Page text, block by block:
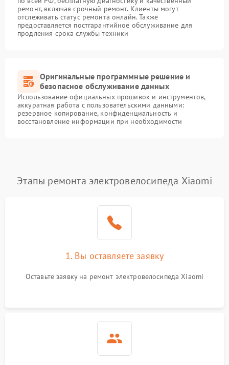
ремонт, включая срочный ремонт. Клиенты могут
отслеживать статус ремонта онлайн. Также
предоставляется постгарантийное обслуживание для
продления срока службы техники
Оригинальные программные решение и
безопасное обслуживание данных
Использование официальных прошивок и инструментов,
аккуратная работа с пользовательскими данными:
резервное копирование, конфиденциальность и
восстановление информации при необходимости
Этапы ремонта электровелосипеда Xiaomi
1. Вы оставляете заявку
Оставьте заявку на ремонт электровелосипеда Xiaomi